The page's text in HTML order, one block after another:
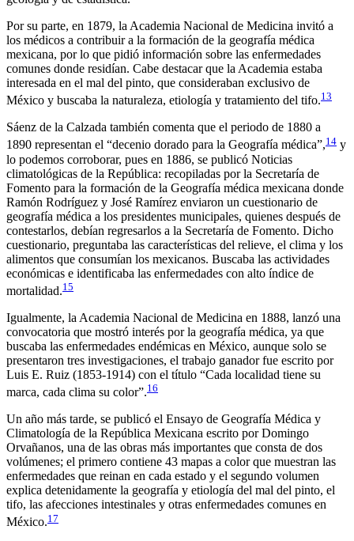
Por su parte, en 1879, la Academia Nacional de Medicina invitó a
los médicos a contribuir a la formación de la geografía médica
mexicana, por lo que pidió información sobre las enfermedades
comunes donde residían. Cabe destacar que la Academia estaba
interesada en el mal del pinto, que consideraban exclusivo de
México y buscaba la naturaleza, etiología y tratamiento del tifo.13
Sáenz de la Calzada también comenta que el periodo de 1880 a
1890 representan el “decenio dorado para la Geografía médica”,14 y
lo podemos corroborar, pues en 1886, se publicó Noticias
climatológicas de la República: recopiladas por la Secretaría de
Fomento para la formación de la Geografía médica mexicana donde
Ramón Rodríguez y José Ramírez enviaron un cuestionario de
geografía médica a los presidentes municipales, quienes después de
contestarlos, debían regresarlos a la Secretaría de Fomento. Dicho
cuestionario, preguntaba las características del relieve, el clima y los
alimentos que consumían los mexicanos. Buscaba las actividades
económicas e identificaba las enfermedades con alto índice de
mortalidad.15
Igualmente, la Academia Nacional de Medicina en 1888, lanzó una
convocatoria que mostró interés por la geografía médica, ya que
buscaba las enfermedades endémicas en México, aunque solo se
presentaron tres investigaciones, el trabajo ganador fue escrito por
Luis E. Ruiz (1853-1914) con el título “Cada localidad tiene su
marca, cada clima su color”.16
Un año más tarde, se publicó el Ensayo de Geografía Médica y
Climatología de la República Mexicana escrito por Domingo
Orvañanos, una de las obras más importantes que consta de dos
volúmenes; el primero contiene 43 mapas a color que muestran las
enfermedades que reinan en cada estado y el segundo volumen
explica detenidamente la geografía y etiología del mal del pinto, el
tifo, las afecciones intestinales y otras enfermedades comunes en
México.17